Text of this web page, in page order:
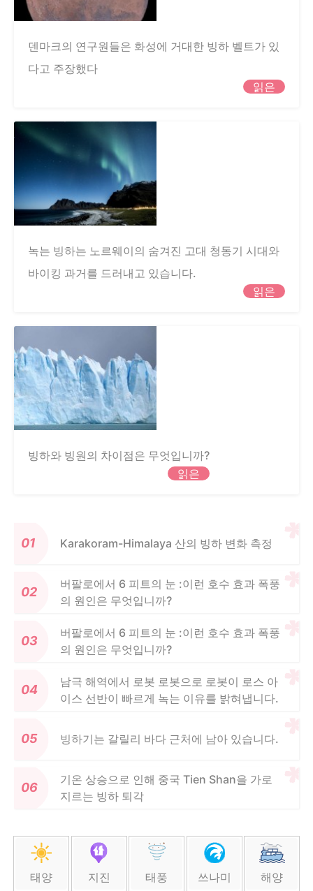
덴마크의 연구원들은 화성에 거대한 빙하 벨트가 있
다고 주장했다
읽은
녹는 빙하는 노르웨이의 숨겨진 고대 청동기 시대와
바이킹 과거를 드러내고 있습니다.
읽은
빙하와 빙원의 차이점은 무엇입니까?
읽은
Karakoram-Himalaya 산의 빙하 변화 측정
버팔로에서 6 피트의 눈 :이런 호수 효과 폭풍
의 원인은 무엇입니까?
버팔로에서 6 피트의 눈 :이런 호수 효과 폭풍
의 원인은 무엇입니까?
남극 해역에서 로봇 로봇으로 로봇이 로스 아
이스 선반이 빠르게 녹는 이유를 밝혀냅니다.
빙하기는 갈릴리 바다 근처에 남아 있습니다.
기온 상승으로 인해 중국 Tien Shan을 가로
지르는 빙하 퇴각
태양 지진 태풍 쓰나미 해양